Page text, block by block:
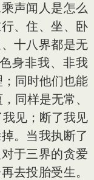
声闻人是怎么
、住、坐、卧
十八界都是无
身非我、非我
同时他们也能
同样是无常、
见；断了我见
。当我执断了
于三界的贪爱
去投胎受生。